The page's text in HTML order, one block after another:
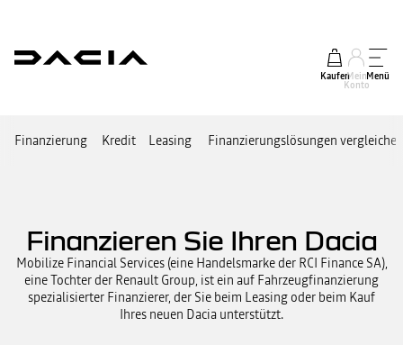
KaufenMein
Konto
Menü
Finanzierung Kredit Leasing Finanzierungslösungen vergleichen
Finanzieren Sie Ihren Dacia
Mobilize Financial Services (eine Handelsmarke der RCI Finance SA),
eine Tochter der Renault Group, ist ein auf Fahrzeugfinanzierung
spezialisierter Finanzierer, der Sie beim Leasing oder beim Kauf
Ihres neuen Dacia unterstützt.